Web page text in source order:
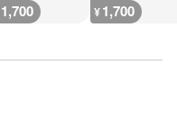
1,700 ¥1,700